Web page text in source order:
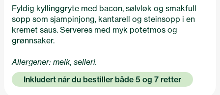
Fyldig kyllinggryte med bacon, sølvløk og smakfull
sopp som sjampinjong, kantarell og steinsopp i en
kremet saus. Serveres med myk potetmos og
grønnsaker.
Allergener: melk, selleri.
Inkludert når du bestiller både 5 og 7 retter